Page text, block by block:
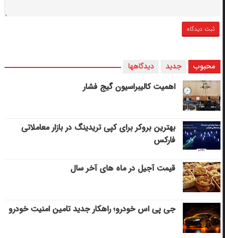
محبوب جدید دیدگاهها
اهمیت کالیبراسیون گیج فشار
بهترین بروکر برای کپی‌ تریدینگ در بازار معاملاتی
فارکس
قیمت آجیل در ماه های آخر سال
جی پی اس خودرو؛ راهکار جدید تامین امنیت خودرو